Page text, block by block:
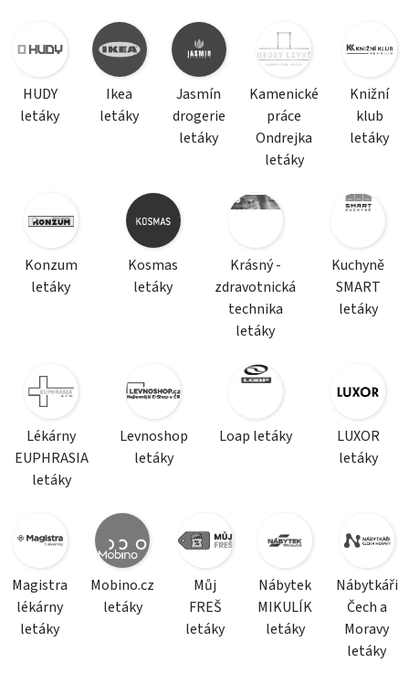
HUDY
letáky
Ikea
letáky
Jasmín
drogerie
letáky
Kamenické
práce
Ondrejka
letáky
Knižní
klub
letáky
Konzum
letáky
Kosmas
letáky
Krásný -
zdravotnická
technika
letáky
Kuchyně
SMART
letáky
Lékárny
EUPHRASIA
letáky
Levnoshop
letáky
Loap letáky
LUXOR
letáky
Magistra
lékárny
letáky
Mobino.cz
letáky
Můj
FREŠ
letáky
Nábytek
MIKULÍK
letáky
Nábytkáři
Čech a
Moravy
letáky